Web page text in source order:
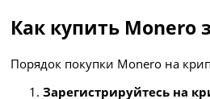
Как купить Monero
Порядок покупки Monero на
Зарегистрируйтесь на